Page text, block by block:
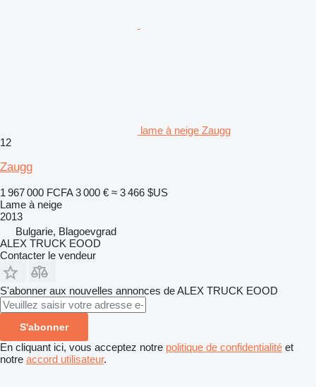
lame à neige Zaugg
12
Zaugg
1 967 000 FCFA 3 000 € ≈ 3 466 $US
Lame à neige
2013
Bulgarie, Blagoevgrad
ALEX TRUCK EOOD
Contacter le vendeur
S'abonner aux nouvelles annonces de ALEX TRUCK EOOD
S'abonner
En cliquant ici, vous acceptez notre politique de confidentialité et
notre accord utilisateur.